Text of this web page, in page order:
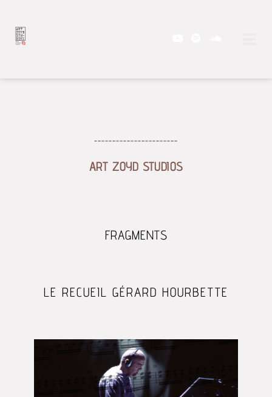
-----------------------
ART ZOYD STUDIOS
FRAGMENTS
LE RECUEIL GÉRARD HOURBETTE